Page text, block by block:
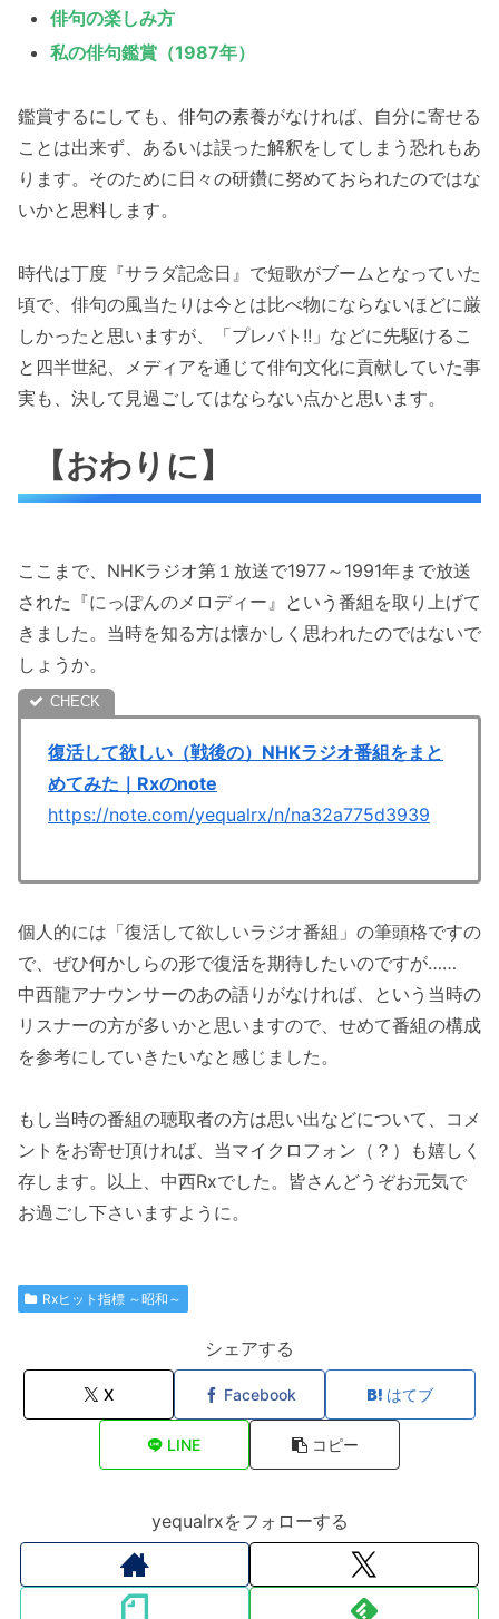
俳句の楽しみ方
私の俳句鑑賞（1987年）
鑑賞するにしても、俳句の素養がなければ、自分に寄せる
ことは出来ず、あるいは誤った解釈をしてしまう恐れもあ
ります。そのために日々の研鑽に努めておられたのではな
いかと思料します。
時代は丁度『サラダ記念日』で短歌がブームとなっていた
頃で、俳句の風当たりは今とは比べ物にならないほどに厳
しかったと思いますが、「プレバト!!」などに先駆けるこ
と四半世紀、メディアを通じて俳句文化に貢献していた事
実も、決して見過ごしてはならない点かと思います。
【おわりに】
ここまで、NHKラジオ第１放送で1977～1991年まで放送
された『にっぽんのメロディー』という番組を取り上げて
きました。当時を知る方は懐かしく思われたのではないで
しょうか。
復活して欲しい（戦後の）NHKラジオ番組をまと
めてみた｜Rxのnote
https://note.com/yequalrx/n/na32a775d3939
個人的には「復活して欲しいラジオ番組」の筆頭格ですの
で、ぜひ何かしらの形で復活を期待したいのですが……
中西龍アナウンサーのあの語りがなければ、という当時の
リスナーの方が多いかと思いますので、せめて番組の構成
を参考にしていきたいなと感じました。
もし当時の番組の聴取者の方は思い出などについて、コメ
ントをお寄せ頂ければ、当マイクロフォン（？）も嬉しく
存します。以上、中西Rxでした。皆さんどうぞお元気で
お過ごし下さいますように。
Rxヒット指標 ～昭和～
シェアする
X Facebook はてブ
LINE コピー
yequalrxをフォローする